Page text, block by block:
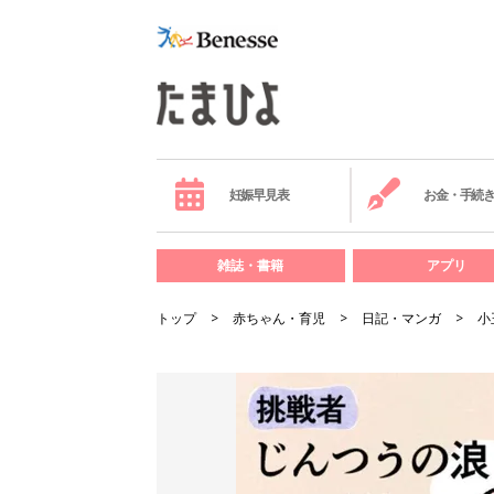
妊娠早見表 お金・手続き
雑誌・書籍 アプリ
トップ 赤ちゃん・育児 日記・マンガ 小